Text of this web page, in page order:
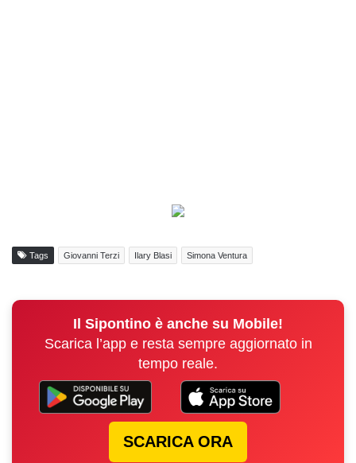
Tags Giovanni Terzi Ilary Blasi Simona Ventura
Il Sipontino è anche su Mobile!
Scarica l’app e resta sempre aggiornato in
tempo reale.
SCARICA ORA